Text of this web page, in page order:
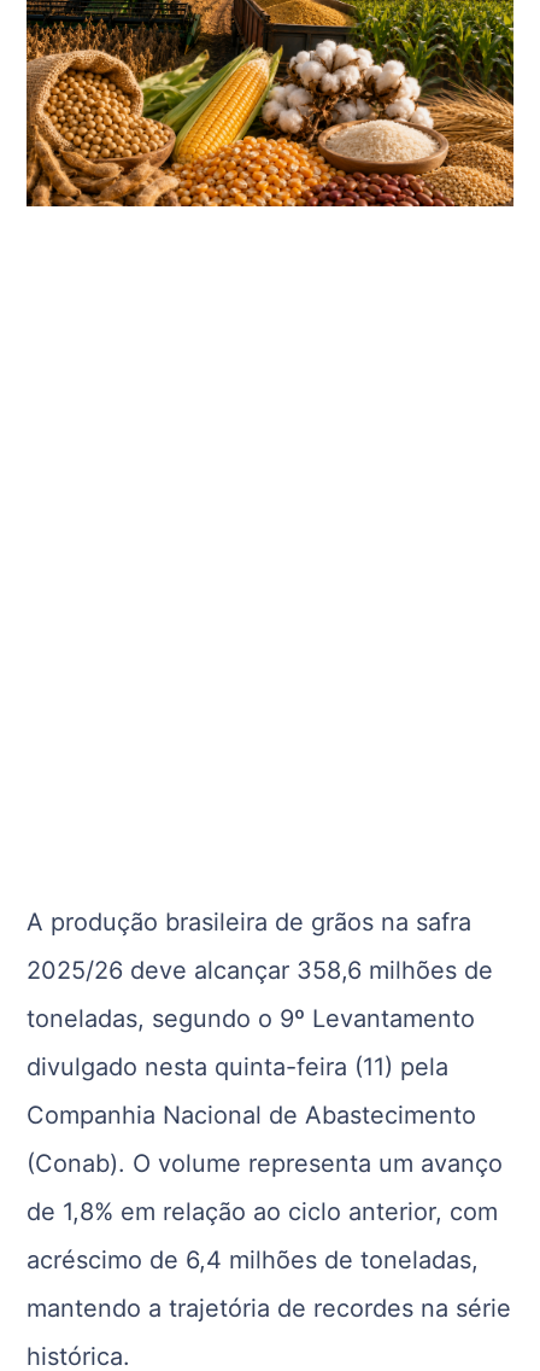
A produção brasileira de grãos na safra
2025/26 deve alcançar 358,6 milhões de
toneladas, segundo o 9º Levantamento
divulgado nesta quinta-feira (11) pela
Companhia Nacional de Abastecimento
(Conab). O volume representa um avanço
de 1,8% em relação ao ciclo anterior, com
acréscimo de 6,4 milhões de toneladas,
mantendo a trajetória de recordes na série
histórica.